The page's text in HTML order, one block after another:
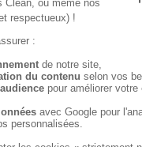
Nos agences
Demande de devis
Nos engagements RSE
Mentions légales